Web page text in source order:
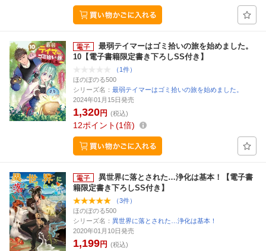
最弱テイマーはゴミ拾いの旅を始めました。
10【電子書籍限定書き下ろしSS付き】
（1件）
ほのぼのる500
シリーズ名： 最弱テイマーはゴミ拾いの旅を始めました。
2024年01月15日発売
1,320円 (税込)
12ポイント 1倍
異世界に落とされた…浄化は基本！【電子書
籍限定書き下ろしSS付き】
（3件）
ほのぼのる500
シリーズ名： 異世界に落とされた…浄化は基本！
2020年01月10日発売
1,199円 (税込)